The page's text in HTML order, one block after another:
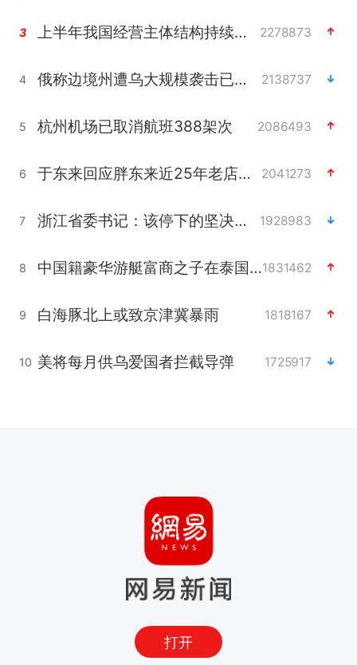
3 上半年我国经营主体结构持续优化 2278873
4 俄称边境州遭乌大规模袭击已致13伤 2138737
5 杭州机场已取消航班388架次 2086493
6 于东来回应胖东来近25年老店年底关闭 2041273
7 浙江省委书记：该停下的坚决停下来 1928983
8 中国籍豪华游艇富商之子在泰国被杀1831462
9 白海豚北上或致京津冀暴雨 1818167
10 美将每月供乌爱国者拦截导弹 1725917
打开